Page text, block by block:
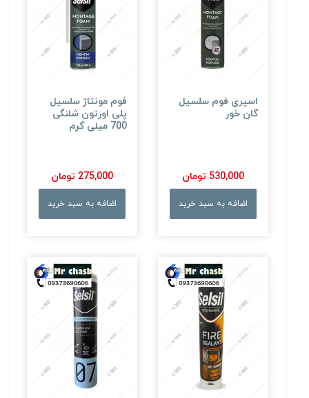
اسپری فوم سلسیل
گان خور
530,000 تومان
اضافه به سبد خرید
فوم مونتاژ سلسیل
پلی اورتون شلنگی
700 میلی گرم
275,000 تومان
اضافه به سبد خرید